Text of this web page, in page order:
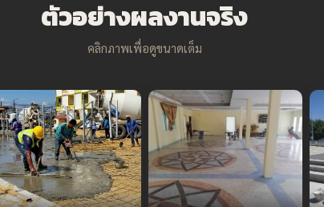
ตัวอย่างผลงานจริง
คลิกภาพเพื่อดูขนาดเต็ม